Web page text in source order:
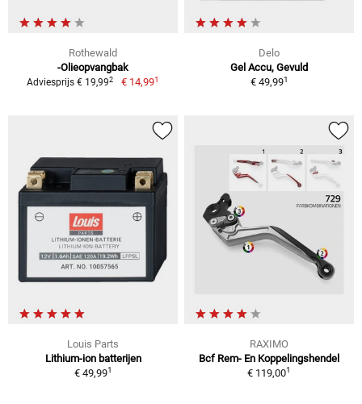
Rothewald
-Olieopvangbak
Adviesprijs € 19,992 € 14,991
Delo
Gel Accu, Gevuld
€ 49,991
Louis Parts
Lithium-ion batterijen
€ 49,991
RAXIMO
Bcf Rem- En Koppelingshendel
€ 119,001